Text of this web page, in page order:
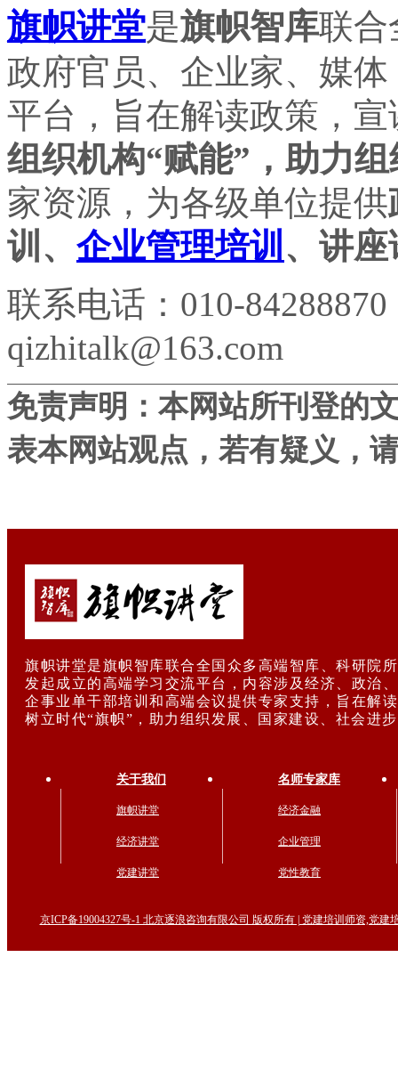
旗帜讲堂是旗帜智库联合
政府官员、企业家、媒
平台，旨在解读政策，
组织机构“赋能”，助力
家资源，为各级单位提供
训、 企业管理培训 、讲
联系电话：010-
qizhitalk@163.com
免责声明：本网站所刊登的
表本网站观点，若有疑义，
旗帜讲堂是旗帜智库联合全国众多高端智库、科研院
发起成立的高端学习交流平台，内容涉及经济、政治
企事业单干部培训和高端会议提供专家支持，旨在解
树立时代“旗帜”，助力组织发展、国家建设、社会进
关于我们
旗帜讲堂
经济讲堂
党建讲堂
名师专家库
经济金融
企业管理
党性教育
京ICP备19004327号-1 北京逐浪咨询有限公司 版权所有 | 党建培训师资,党